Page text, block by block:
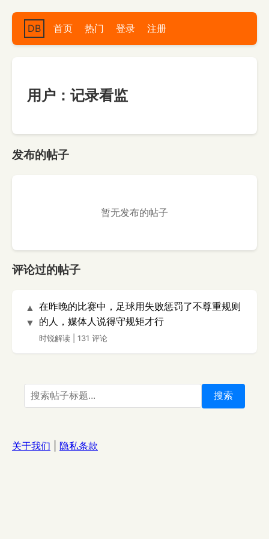
DB 首页 热门 登录 注册
用户：记录看监
发布的帖子
暂无发布的帖子
评论过的帖子
▲
▼
在昨晚的比赛中，足球用失败惩罚了不尊重规则
的人，媒体人说得守规矩才行
时锐解读 131 评论
搜索
关于我们 隐私条款